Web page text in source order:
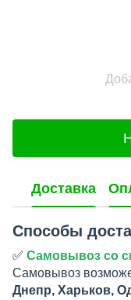
Доставка
Способы
✅ Самовывоз со
Самовывоз
Днепр, Харьков,